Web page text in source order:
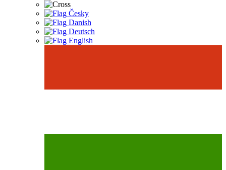
Česky
Danish
Deutsch
English